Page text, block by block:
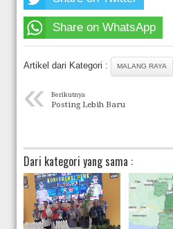
Share on WhatsApp
Artikel dari Kategori : MALANG RAYA
« Berikutnya
Posting Lebih Baru
Dari kategori yang sama :